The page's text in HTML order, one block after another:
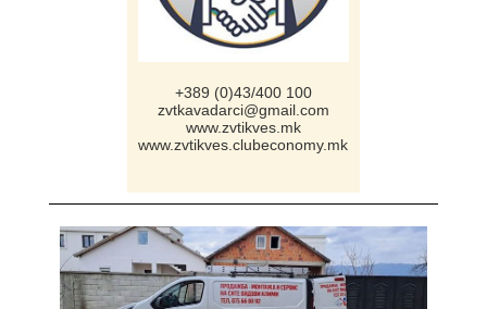
+389 (0)43/400 100
zvtkavadarci@gmail.com
www.zvtikves.mk
www.zvtikves.clubeconomy.mk